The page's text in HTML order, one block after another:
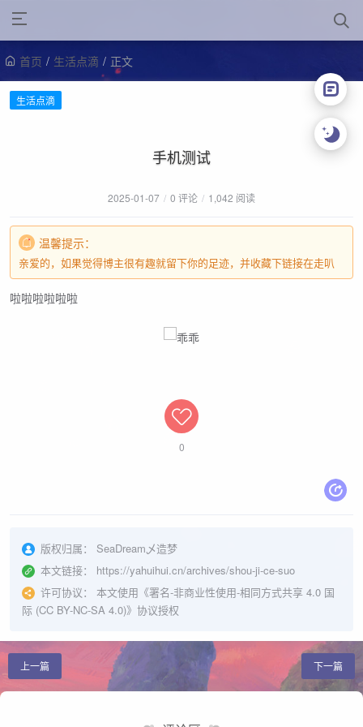
首页 / 生活点滴 / 正文
生活点滴
手机测试
2025-01-07 / 0 评论 / 1,042 阅读
温馨提示：
亲爱的，如果觉得博主很有趣就留下你的足迹，并收藏下链接在走叭
啦啦啦啦啦啦
0
版权归属：
SeaDream乄造梦
本文链接：
https://yahuihui.cn/archives/shou-ji-ce-suo
许可协议：
本文使用《署名-非商业性使用-相同方式共享 4.0 国
际 (CC BY-NC-SA 4.0)》协议授权
上一篇 下一篇